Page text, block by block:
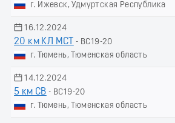
г. Ижевск, Удмуртская Республика
16.12.2024
20 км КЛ МСТ
- ВС19-20
г. Тюмень, Тюменская область
14.12.2024
5 км СВ - ВС19-20
г. Тюмень, Тюменская область